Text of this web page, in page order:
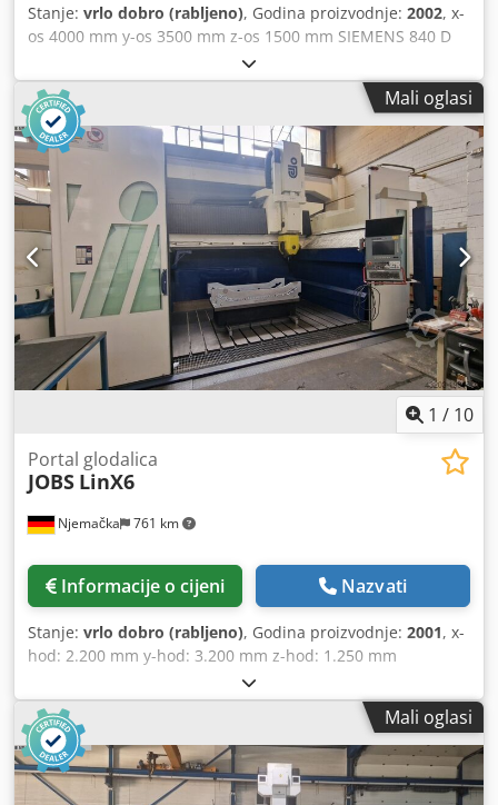
Stanje: vrlo dobro (rabljeno), Godina proizvodnje: 2002, x-
os 4000 mm y-os 3500 mm z-os 1500 mm SIEMENS 840 D
sustav upravljanja w-os 1500 mm razmak stupa 2500 mm
stezna površina 3000 x 2000 mm težina obratka 10000 kg
broj okretaja vretena 5-6000 o/min stupnjevi mjenjača 2
Pogonska snaga - vreteno za glodanje 45 kW Razmak
između vretena za glodanje i steznog vretena 3500 mm
Okretni moment na vretenu 1250 Nm Uređaj za promjenu
alata u 200 smjerova promjer alata 135 / 250 mm težina
alata max 50 kg duljina alata - max 400 mm držač alata ISO
SK-50 Portalna glodalica je u vrlo dobrom stanju.
DODATNA OPREMA BUŠENJE/GLODANJE Cjdsvwgmmopfx
Acwjha kutna glava za glodanje da automatski stezanje
alata da kuglični vijci da poklopac vodilice da rashladni
sustav da Visokotlačni rashladni sustav (unutarnje
hlađenje) da Radno područje potpuno obloženo da Portalni
obradni centar sa sustavom za promjenu alata i drugom
Mali oglasi
1 / 10
Njemačka 761 km
Portal glodalica
JOBS LinX6
Informacije o cijeni Nazvati
Stanje: vrlo dobro (rabljeno), Godina proizvodnje: 2001, x-
hod: 2.200 mm y-hod: 3.200 mm z-hod: 1.250 mm
Upravljanje: FIDIA C20 c-os: +/- 200° Glava zakretna +/- +90°
Glava zakretna +/- -100° Brzi pomaci X-os: 50 m/min Brzi
pomaci Y-os: 50 m/min Brzi pomaci Z-os: 50 m/min Stezna
čahura: HSK A63 Mjenjač alata: 16 pozicija Brzina vretena:
18.000 o/min Prolaz između stupova: 4.060 mm Udaljenost
vreteno–radna površina: 1.796 mm Priključna snaga: 238
Mali oglasi